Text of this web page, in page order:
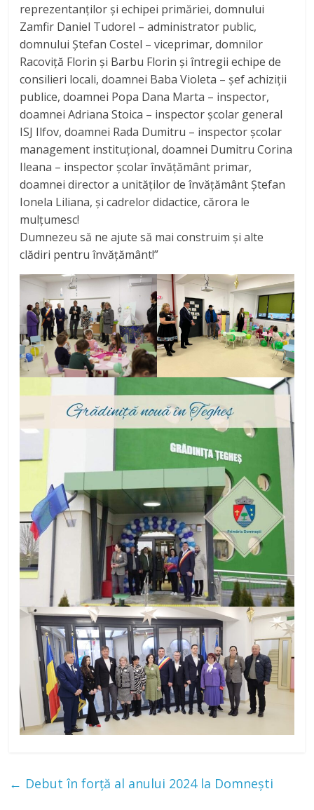
reprezentanților și echipei primăriei, domnului
Zamfir Daniel Tudorel – administrator public,
domnului Ștefan Costel – viceprimar, domnilor
Racoviță Florin și Barbu Florin și întregii echipe de
consilieri locali, doamnei Baba Violeta – șef achiziții
publice, doamnei Popa Dana Marta – inspector,
doamnei Adriana Stoica – inspector școlar general
ISJ Ilfov, doamnei Rada Dumitru – inspector școlar
management instituțional, doamnei Dumitru Corina
Ileana – inspector școlar învățământ primar,
doamnei director a unităților de învățământ Ștefan
Ionela Liliana, și cadrelor didactice, cărora le
mulțumesc!
Dumnezeu să ne ajute să mai construim și alte
clădiri pentru învățământ!”
← Debut în forță al anului 2024 la Domnești